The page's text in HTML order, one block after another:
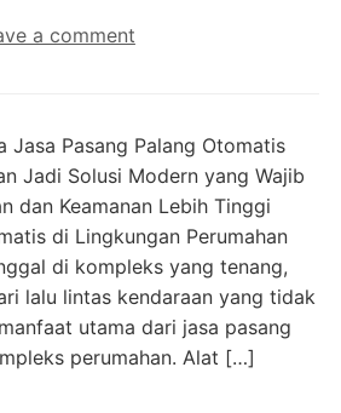
a comment
Jasa Pasang Palang Otomatis
Jadi Solusi Modern yang Wajib
dan Keamanan Lebih Tinggi
di Lingkungan Perumahan
di kompleks yang tenang,
lalu lintas kendaraan yang tidak
utama dari jasa pasang
perumahan. Alat […]